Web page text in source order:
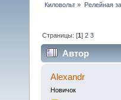
Киловольт » Релейная
Страницы: [1]2 3
Автор
Alexandr
Новичок